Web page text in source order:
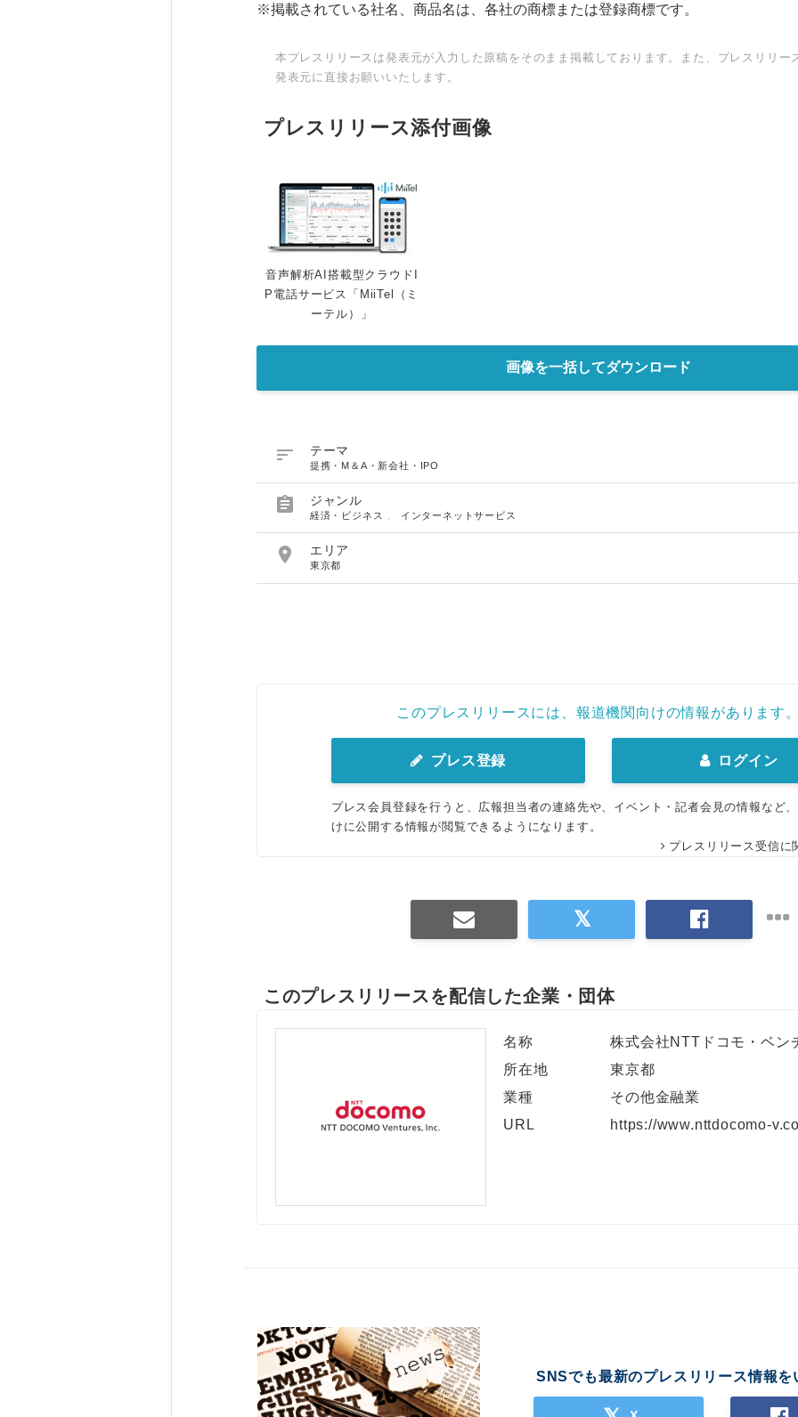
※掲載されている社名、商品名は、各社の商標または登録商標です。
本プレスリリースは発表元が入力した原稿をそのまま掲載しております。また、プレスリリー
発表元に直接お願いいたします。
プレスリリース添付画像
音声解析AI搭載型クラウドI
P電話サービス「MiiTel（ミ
ーテル）」
画像を一括してダウンロード
 テーマ
提携・M＆A・新会社・IPO
 ジャンル
経済・ビジネス インターネットサービス
 エリア
東京都
このプレスリリースには、報道機関向けの情報があります。
プレス登録 ログイン
プレス会員登録を行うと、広報担当者の連絡先や、イベント・記者会見の情報など
けに公開する情報が閲覧できるようになります。
プレスリリース受信に
このプレスリリースを配信した企業・団体
名称
株式会社NTTドコモ・ベン
所在地
東京都
業種
その他金融業
URL
https://www.nttdocomo-
SNSでも最新のプレスリリース情報を
Japanese